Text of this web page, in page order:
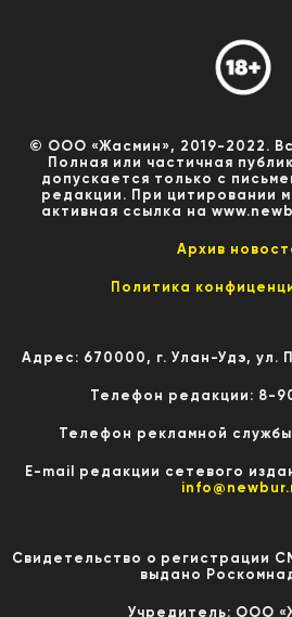
© ООО «Жасмин», 2019-2022.
Полная или частичная
допускается только с
редакции. При цитировании
активная ссылка на
Архив
Политика
Адрес: 670000, г. Улан-Удэ, ул.
Телефон редакции: 8-
Телефон рекламной
E-mail редакции сетевого
Свидетельство о регистрации
выдано
Учредитель: ООО